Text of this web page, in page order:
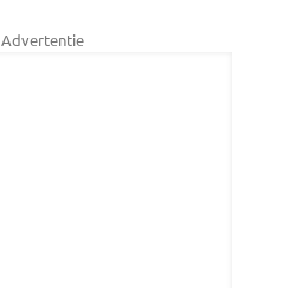
Advertentie